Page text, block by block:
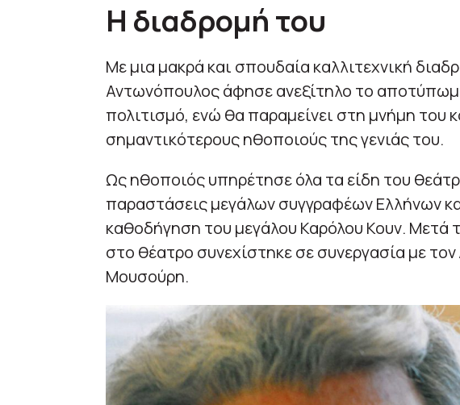
Η διαδρομή του
Με μια μακρά και σπουδαία καλλιτεχνική
Αντωνόπουλος άφησε ανεξίτηλο το
πολιτισμό, ενώ θα παραμείνει στη μνήμη του
σημαντικότερους ηθοποιούς της γενιάς του.
Ως ηθοποιός υπηρέτησε όλα τα είδη του
παραστάσεις μεγάλων συγγραφέων Ελλήνων
καθοδήγηση του μεγάλου Καρόλου Κουν. Μετά
στο θέατρο συνεχίστηκε σε συνεργασία με
Μουσούρη.